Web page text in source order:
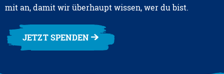
mit an, damit wir überhaupt wissen, wer du bist.
JETZT SPENDEN